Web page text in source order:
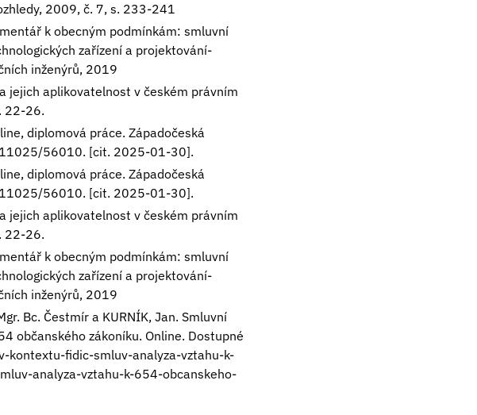
2009, č. 7, s. 233-241
k obecným podmínkám: smluvní
zařízení a projektování-
inženýrů, 2019
jejich aplikovatelnost v českém právním
22-26.
diplomová práce. Západočeská
56010. [cit. 2025-01-30].
diplomová práce. Západočeská
56010. [cit. 2025-01-30].
jejich aplikovatelnost v českém právním
22-26.
k obecným podmínkám: smluvní
zařízení a projektování-
inženýrů, 2019
Bc. Čestmír a KURNÍK, Jan. Smluvní
občanského zákoníku. Online. Dostupné
kontextu-fidic-smluv-analyza-vztahu-k-
analyza-vztahu-k-654-obcanskeho-